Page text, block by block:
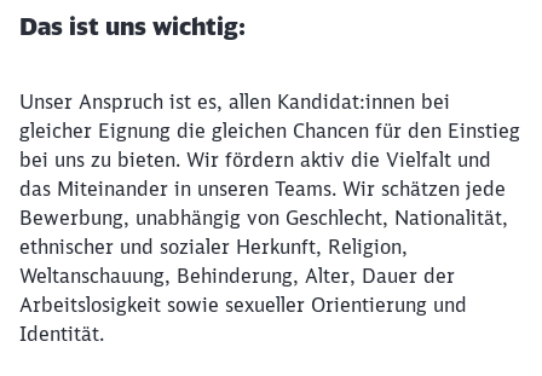
Das ist uns wichtig:
Unser Anspruch ist es, allen Kandidat:innen bei
gleicher Eignung die gleichen Chancen für den Einstieg
bei uns zu bieten. Wir fördern aktiv die Vielfalt und
das Miteinander in unseren Teams. Wir schätzen jede
Bewerbung, unabhängig von Geschlecht, Nationalität,
ethnischer und sozialer Herkunft, Religion,
Weltanschauung, Behinderung, Alter, Dauer der
Arbeitslosigkeit sowie sexueller Orientierung und
Identität.